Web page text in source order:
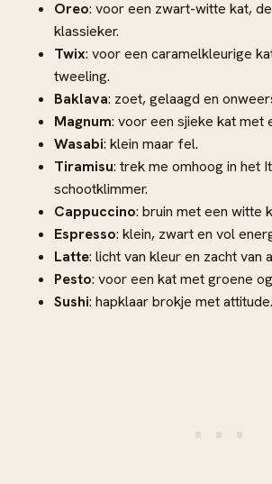
Oreo: voor een zwart-witte kat,
klassieker.
Twix: voor een caramelkleurige
tweeling.
Baklava: zoet, gelaagd en
Magnum: voor een sjieke kat met
Wasabi: klein maar fel.
Tiramisu: trek me omhoog in het
schootklimmer.
Cappuccino: bruin met een witte
Espresso: klein, zwart en vol
Latte: licht van kleur en zacht van
Pesto: voor een kat met groene
Sushi: hapklaar brokje met attitude.